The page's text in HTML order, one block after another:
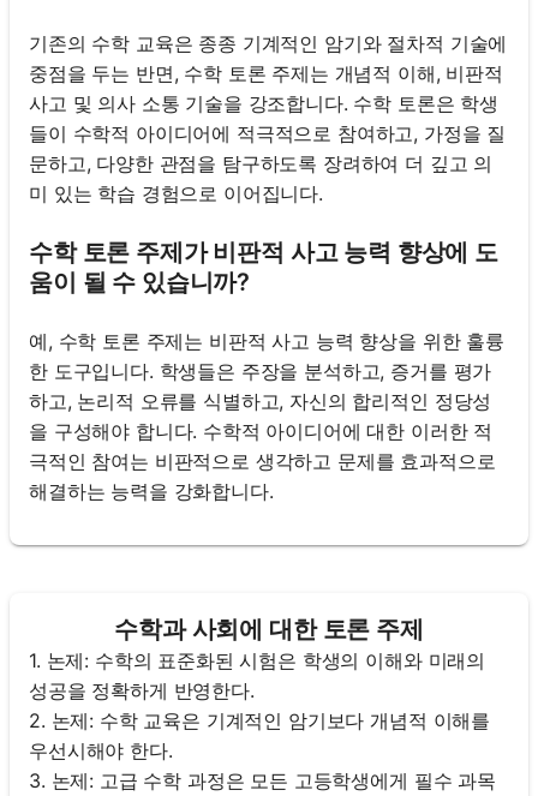
기존의 수학 교육은 종종 기계적인 암기와 절차적 기술에
중점을 두는 반면, 수학 토론 주제는 개념적 이해, 비판적
사고 및 의사 소통 기술을 강조합니다. 수학 토론은 학생
들이 수학적 아이디어에 적극적으로 참여하고, 가정을 질
문하고, 다양한 관점을 탐구하도록 장려하여 더 깊고 의
미 있는 학습 경험으로 이어집니다.
수학 토론 주제가 비판적 사고 능력 향상에 도
움이 될 수 있습니까?
예, 수학 토론 주제는 비판적 사고 능력 향상을 위한 훌륭
한 도구입니다. 학생들은 주장을 분석하고, 증거를 평가
하고, 논리적 오류를 식별하고, 자신의 합리적인 정당성
을 구성해야 합니다. 수학적 아이디어에 대한 이러한 적
극적인 참여는 비판적으로 생각하고 문제를 효과적으로
해결하는 능력을 강화합니다.
수학과 사회에 대한 토론 주제
1. 논제: 수학의 표준화된 시험은 학생의 이해와 미래의
성공을 정확하게 반영한다.
2. 논제: 수학 교육은 기계적인 암기보다 개념적 이해를
우선시해야 한다.
3. 논제: 고급 수학 과정은 모든 고등학생에게 필수 과목